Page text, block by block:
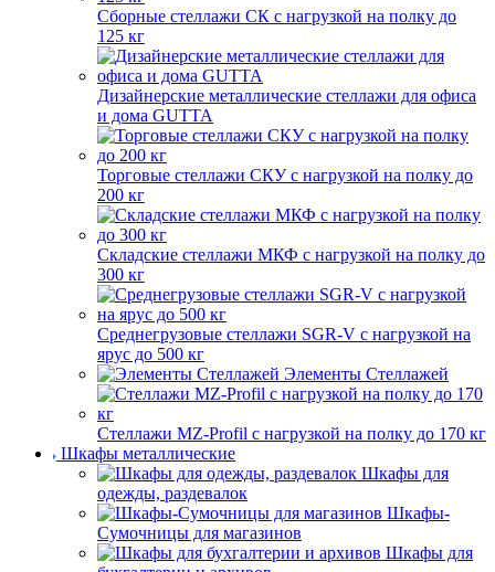
Сборные стеллажи СК с нагрузкой на полку до
125 кг
Дизайнерские металлические стеллажи для офиса
и дома GUTTA
Торговые стеллажи СКУ с нагрузкой на полку до
200 кг
Складские стеллажи МКФ с нагрузкой на полку до
300 кг
Среднегрузовые стеллажи SGR-V с нагрузкой на
ярус до 500 кг
Элементы Стеллажей
Стеллажи MZ-Profil с нагрузкой на полку до 170 кг
Шкафы металлические
Шкафы для
одежды, раздевалок
Шкафы-
Сумочницы для магазинов
Шкафы для